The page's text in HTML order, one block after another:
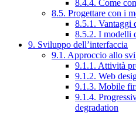
8.4.4. Come
8.5. Progettare con i
8.5.1. Vantaggi
8.5.2. I modelli
9. Sviluppo dell’interfaccia
9.1. Approccio allo
9.1.1. Attività
9.1.2. Web
9.1.3. Mobile
9.1.4.
degradation